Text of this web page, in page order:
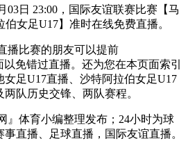
03日 23:00，国际友谊联赛比赛【马
女足U17】准时在线免费直播。
播比赛的朋友可以提前
以免错过直播。还为您在本页面索引
足U17直播、沙特阿拉伯女足U17
队历史交锋、两队赛程。
』体育小编整理发布；24小时为球
直播、足球直播，国际友谊直播。